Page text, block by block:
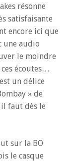
résonne
satisfaisante
encore ici que
une audio
le moindre
écoutes…
un délice
» de
il faut dès le
sur la BO
le casque